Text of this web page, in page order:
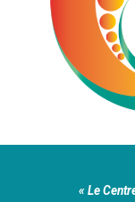
«Le